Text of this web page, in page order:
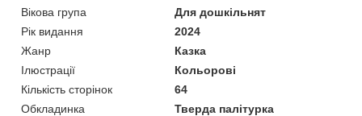
Вікова група
Для дошкільнят
Рік видання
2024
Жанр
Казка
Ілюстрації
Кольорові
Кількість сторінок
64
Обкладинка
Тверда палітурка